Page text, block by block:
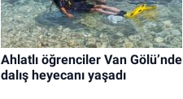
Ahlatlı öğrenciler Van Gölü’nde
dalış heyecanı yaşadı